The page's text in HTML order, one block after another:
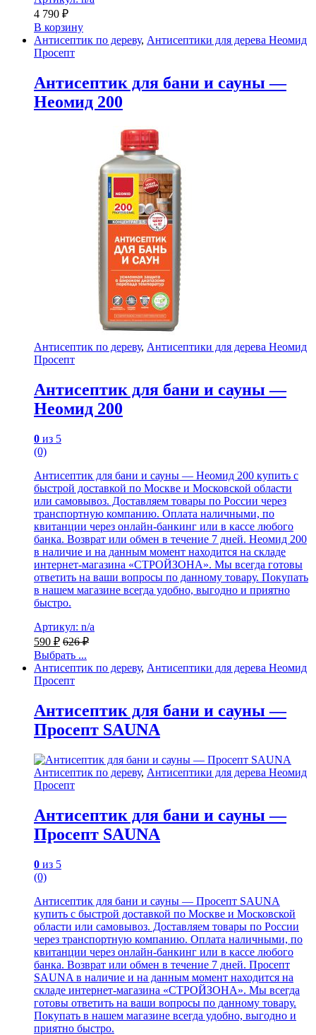
4 790 ₽
В корзину
Антисептик по дереву, Антисептики для дерева Неомид
Просепт
Антисептик для бани и сауны —
Неомид 200
Антисептик по дереву, Антисептики для дерева Неомид
Просепт
Антисептик для бани и сауны —
Неомид 200
0 из 5
(0)
Антисептик для бани и сауны — Неомид 200 купить с
быстрой доставкой по Москве и Московской области
или самовывоз. Доставляем товары по России через
транспортную компанию. Оплата наличными, по
квитанции через онлайн-банкинг или в кассе любого
банка. Возврат или обмен в течение 7 дней. Неомид 200
в наличие и на данным момент находится на складе
интернет-магазина «СТРОЙЗОНА». Мы всегда готовы
ответить на ваши вопросы по данному товару. Покупать
в нашем магазине всегда удобно, выгодно и приятно
быстро.
Артикул: n/a
590 ₽ 626₽
Выбрать ...
Антисептик по дереву, Антисептики для дерева Неомид
Просепт
Антисептик для бани и сауны —
Просепт SAUNA
Антисептик по дереву, Антисептики для дерева Неомид
Просепт
Антисептик для бани и сауны —
Просепт SAUNA
0 из 5
(0)
Антисептик для бани и сауны — Просепт SAUNA
купить с быстрой доставкой по Москве и Московской
области или самовывоз. Доставляем товары по России
через транспортную компанию. Оплата наличными, по
квитанции через онлайн-банкинг или в кассе любого
банка. Возврат или обмен в течение 7 дней. Просепт
SAUNA в наличие и на данным момент находится на
складе интернет-магазина «СТРОЙЗОНА». Мы всегда
готовы ответить на ваши вопросы по данному товару.
Покупать в нашем магазине всегда удобно, выгодно и
приятно быстро.